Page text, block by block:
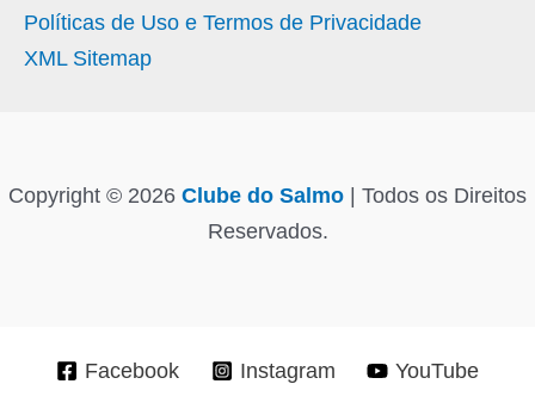
Políticas de Uso e Termos de Privacidade
XML Sitemap
Copyright © 2026 Clube do Salmo | Todos os Direitos
Reservados.
Facebook Instagram YouTube